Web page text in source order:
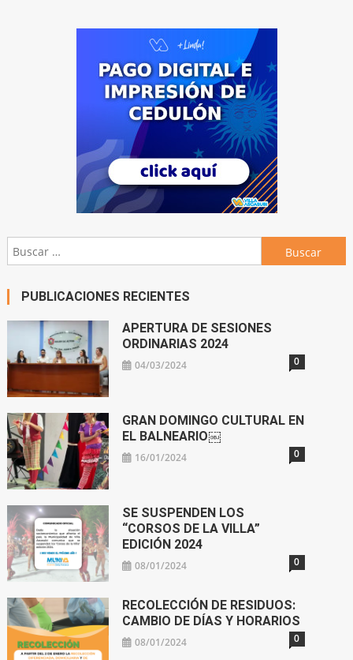
Buscar:
PUBLICACIONES RECIENTES
APERTURA DE SESIONES
ORDINARIAS 2024
04/03/2024 0
GRAN DOMINGO CULTURAL EN
EL BALNEARIO￼
16/01/2024 0
SE SUSPENDEN LOS
“CORSOS DE LA VILLA”
EDICIÓN 2024
08/01/2024 0
RECOLECCIÓN DE RESIDUOS:
CAMBIO DE DÍAS Y HORARIOS
08/01/2024 0